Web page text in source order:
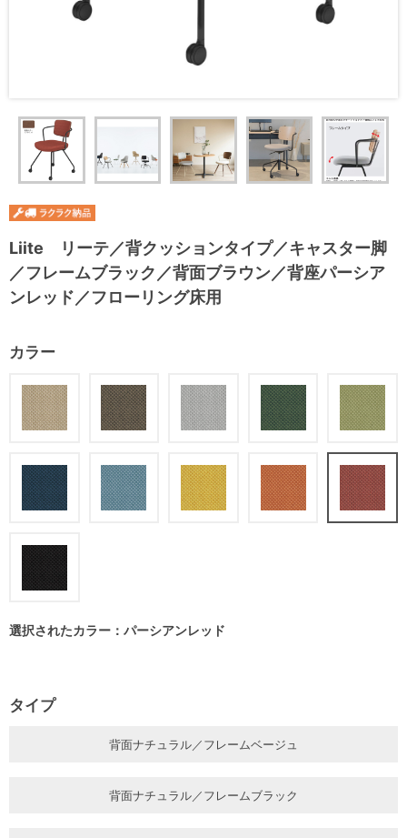
Liite リーテ／背クッションタイプ／キャスター脚
／フレームブラック／背面ブラウン／背座パーシア
ンレッド／フローリング床用
カラー
選択されたカラー：パーシアンレッド
タイプ
背面ナチュラル／フレームベージュ
背面ナチュラル／フレームブラック